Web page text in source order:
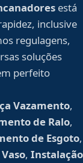
está
inclusive
regulagens,
soluções
perfeito
Vazamento,
de Ralo,
de Esgoto,
, Instalação